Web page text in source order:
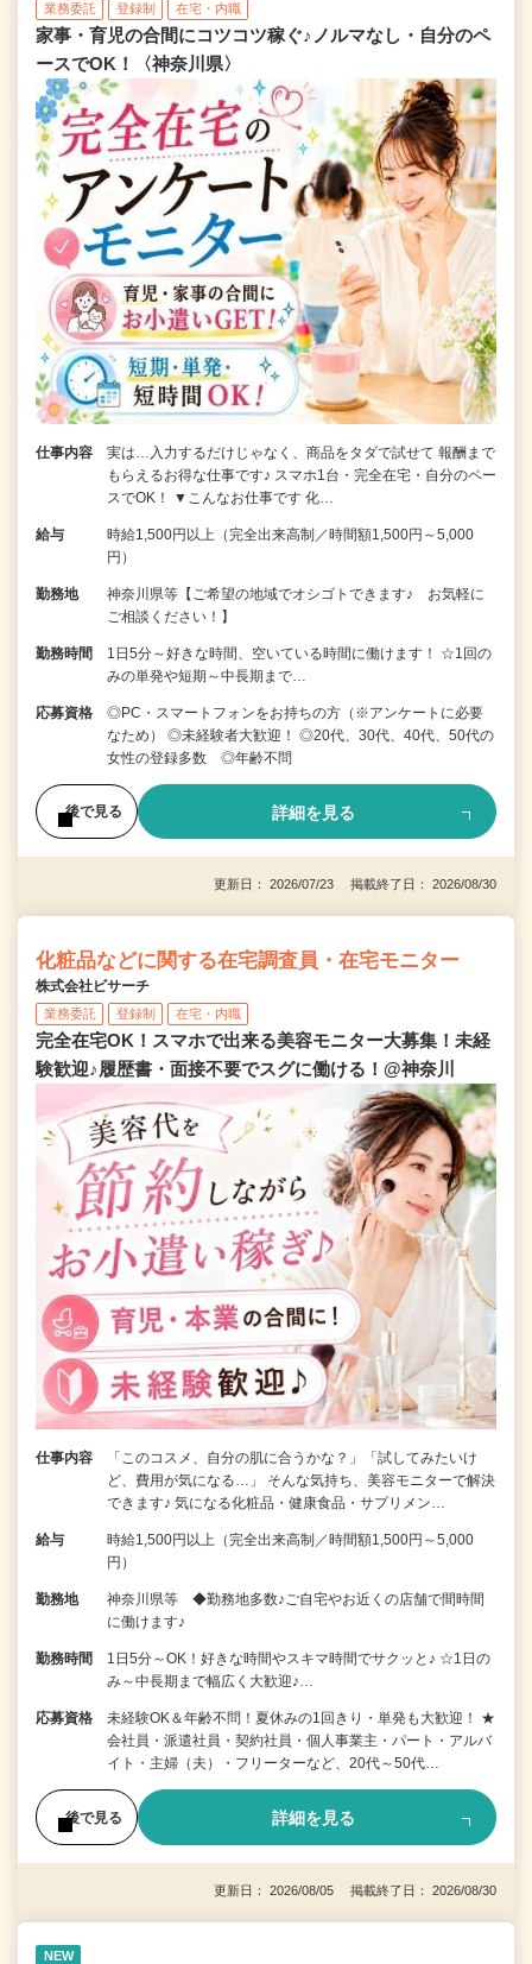
業務委託 登録制 在宅・内職
家事・育児の合間にコツコツ稼ぐ♪ノルマなし・自分のペ
ースでOK！〈神奈川県〉
仕事内容
実は…入力するだけじゃなく、商品をタダで試せて 報酬まで
もらえるお得な仕事です♪ スマホ1台・完全在宅・自分のペー
スでOK！ ▼こんなお仕事です 化…
給与
時給1,500円以上（完全出来高制／時間額1,500円～5,000
円）
勤務地
神奈川県等【ご希望の地域でオシゴトできます♪ お気軽に
ご相談ください！】
勤務時間
1日5分～好きな時間、空いている時間に働けます！ ☆1回の
みの単発や短期～中長期まで…
応募資格
◎PC・スマートフォンをお持ちの方（※アンケートに必要
なため） ◎未経験者大歓迎！ ◎20代、30代、40代、50代の
女性の登録多数 ◎年齢不問
後で見る 詳細を見る
更新日： 2026/07/23 掲載終了日： 2026/08/30
化粧品などに関する在宅調査員・在宅モニター
株式会社ビサーチ
業務委託 登録制 在宅・内職
完全在宅OK！スマホで出来る美容モニター大募集！未経
験歓迎♪履歴書・面接不要でスグに働ける！@神奈川
仕事内容
「このコスメ、自分の肌に合うかな？」「試してみたいけ
ど、費用が気になる…」 そんな気持ち、美容モニターで解決
できます♪ 気になる化粧品・健康食品・サプリメン…
給与
時給1,500円以上（完全出来高制／時間額1,500円～5,000
円）
勤務地
神奈川県等 ◆勤務地多数♪ご自宅やお近くの店舗で間時間
に働けます♪
勤務時間
1日5分～OK！好きな時間やスキマ時間でサクッと♪ ☆1日の
み～中長期まで幅広く大歓迎♪…
応募資格
未経験OK＆年齢不問！夏休みの1回きり・単発も大歓迎！ ★
会社員・派遣社員・契約社員・個人事業主・パート・アルバ
イト・主婦（夫）・フリーターなど、20代～50代…
後で見る 詳細を見る
更新日： 2026/08/05 掲載終了日： 2026/08/30
NEW